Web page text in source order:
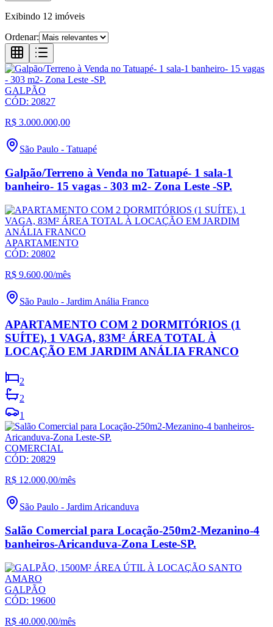
Exibindo 12 imóveis
Ordenar:
GALPÃO
CÓD: 20827
R$ 3.000.000,00
São Paulo - Tatuapé
Galpão/Terreno à Venda no Tatuapé- 1 sala-1
banheiro- 15 vagas - 303 m2- Zona Leste -SP.
APARTAMENTO
CÓD: 20802
R$ 9.600,00/mês
São Paulo - Jardim Anália Franco
APARTAMENTO COM 2 DORMITÓRIOS (1
SUÍTE), 1 VAGA, 83M² ÁREA TOTAL À
LOCAÇÃO EM JARDIM ANÁLIA FRANCO
2
2
1
COMERCIAL
CÓD: 20829
R$ 12.000,00/mês
São Paulo - Jardim Aricanduva
Salão Comercial para Locação-250m2-Mezanino-4
banheiros-Aricanduva-Zona Leste-SP.
GALPÃO
CÓD: 19600
R$ 40.000,00/mês